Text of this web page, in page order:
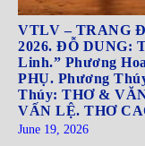
VTLV – TRANG
2026. ĐỖ DUNG:
Linh.” Phương
PHỤ. Phương
Thúy: THƠ &
VẤN LỆ. THƠ
June 19, 2026